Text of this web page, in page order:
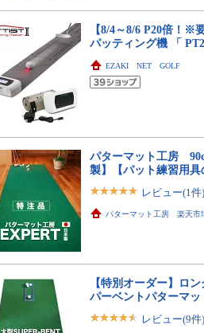
【8/4～8/6 P20倍！
パッティング機 「
EZAKI NET GOLF
パターマット工房
製】【パット練習用
レビュー(1件)
パターマット工房 楽天市
【特別オーダー】ロ
パーベントパターマ
レビュー(9件)